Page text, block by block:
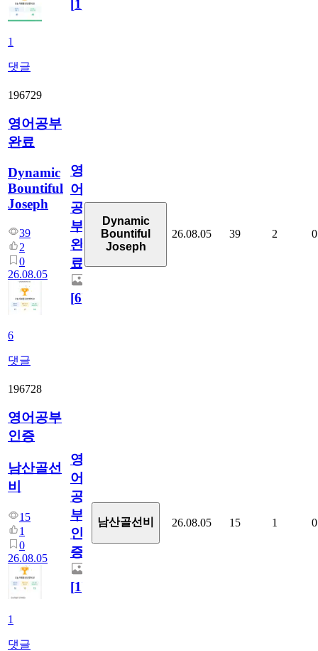
1
댓글
[1]
196729
영어공부
완료
Dynamic
Bountiful
Joseph
39
2
0
26.08.05
6
댓글
영
어
공
부
완
료
[6]
Dynamic
Bountiful
Joseph
26.08.05 39 2 0
196728
영어공부
인증
남산골선
비
15
1
0
26.08.05
1
댓글
영
어
공
부
인
증
[1]
남산골선비 26.08.05 15 1 0